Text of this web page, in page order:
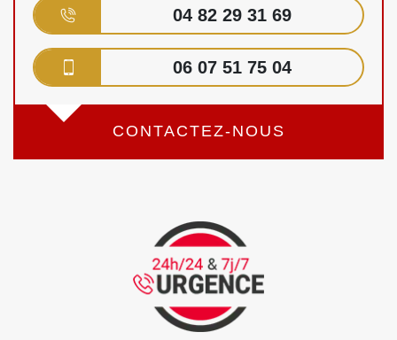
04 82 29 31 69
06 07 51 75 04
CONTACTEZ-NOUS